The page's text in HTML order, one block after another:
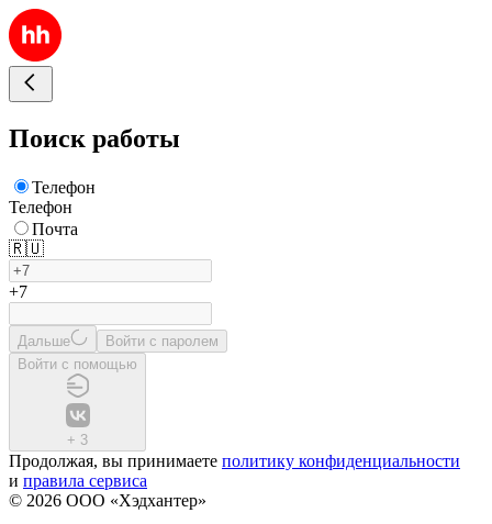
Поиск работы
Телефон
Телефон
Почта
🇷🇺
+7
Дальше
Войти с паролем
Войти с помощью
+ 3
Продолжая, вы принимаете политику конфиденциальности
и правила сервиса
© 2026 ООО «Хэдхантер»